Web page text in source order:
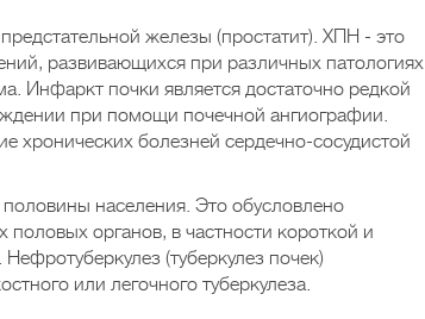
железы (простатит). ХПН - это
развивающихся при различных патологиях
Инфаркт почки является достаточно редкой
при помощи почечной ангиографии.
хронических болезней сердечно-сосудистой
половины населения. Это обусловлено
органов, в частности короткой и
(туберкулез почек)
или легочного туберкулеза.